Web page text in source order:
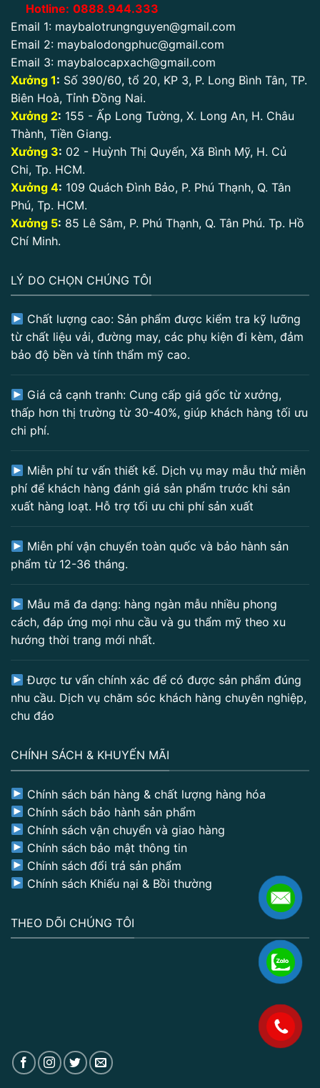
Hotline: 0888.944.333
Email 1: maybalotrungnguyen@gmail.com
Email 2: maybalodongphuc@gmail.com
Email 3: maybalocapxach@gmail.com
Xưởng 1: Số 390/60, tổ 20, KP 3, P. Long Bình Tân, TP.
Biên Hoà, Tỉnh Đồng Nai.
Xưởng 2: 155 - Ấp Long Tường, X. Long An, H. Châu
Thành, Tiền Giang.
Xưởng 3: 02 - Huỳnh Thị Quyến, Xã Bình Mỹ, H. Củ
Chi, Tp. HCM.
Xưởng 4: 109 Quách Đình Bảo, P. Phú Thạnh, Q. Tân
Phú, Tp. HCM.
Xưởng 5: 85 Lê Sâm, P. Phú Thạnh, Q. Tân Phú. Tp. Hồ
Chí Minh.
LÝ DO CHỌN CHÚNG TÔI
Chất lượng cao: Sản phẩm được kiểm tra kỹ lưỡng
từ chất liệu vải, đường may, các phụ kiện đi kèm, đảm
bảo độ bền và tính thẩm mỹ cao.
Giá cả cạnh tranh: Cung cấp giá gốc từ xưởng,
thấp hơn thị trường từ 30-40%, giúp khách hàng tối ưu
chi phí.
Miễn phí tư vấn thiết kế. Dịch vụ may mẫu thử miễn
phí để khách hàng đánh giá sản phẩm trước khi sản
xuất hàng loạt. Hỗ trợ tối ưu chi phí sản xuất
Miễn phí vận chuyển toàn quốc và bảo hành sản
phẩm từ 12-36 tháng.
Mẫu mã đa dạng: hàng ngàn mẫu nhiều phong
cách, đáp ứng mọi nhu cầu và gu thẩm mỹ theo xu
hướng thời trang mới nhất.
Được tư vấn chính xác để có được sản phẩm đúng
nhu cầu. Dịch vụ chăm sóc khách hàng chuyên nghiệp,
chu đáo
CHÍNH SÁCH & KHUYẾN MÃI
Chính sách bán hàng & chất lượng hàng hóa
Chính sách bảo hành sản phẩm
Chính sách vận chuyển và giao hàng
Chính sách bảo mật thông tin
Chính sách đổi trả sản phẩm
Chính sách Khiếu nại & Bồi thường
THEO DÕI CHÚNG TÔI
.